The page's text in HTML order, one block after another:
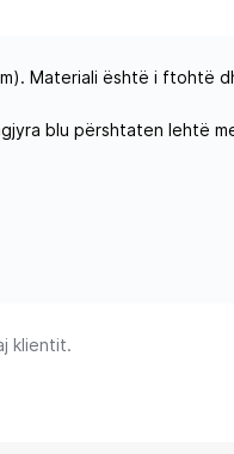
Materiali është i ftohtë
blu përshtaten lehtë
klientit.